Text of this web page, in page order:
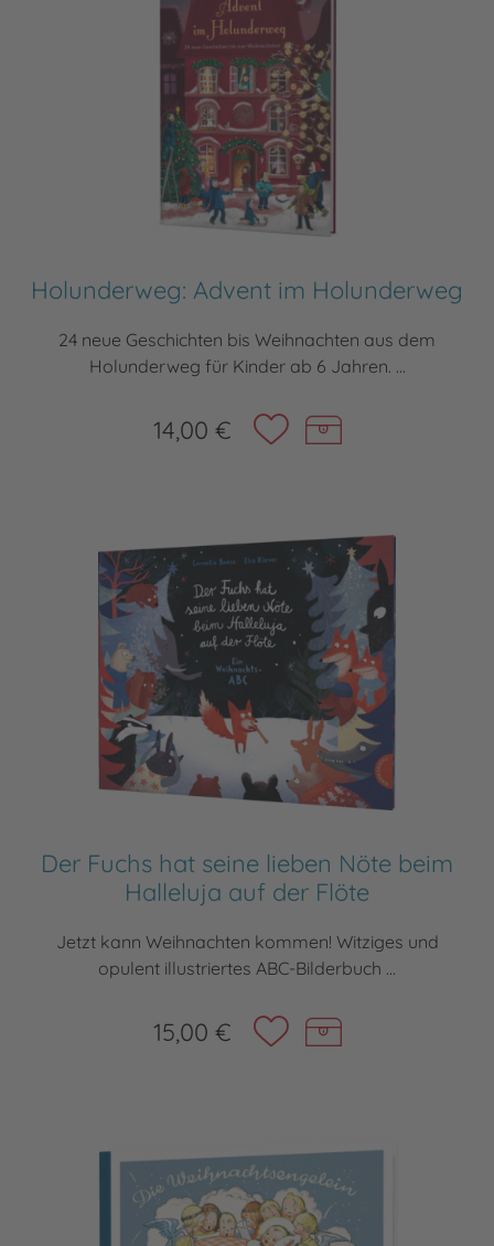
Holunderweg: Advent im Holunderweg
24 neue Geschichten bis Weihnachten aus dem
Holunderweg für Kinder ab 6 Jahren. ...
14,00 €
Der Fuchs hat seine lieben Nöte beim
Halleluja auf der Flöte
Jetzt kann Weihnachten kommen! Witziges und
opulent illustriertes ABC-Bilderbuch ...
15,00 €